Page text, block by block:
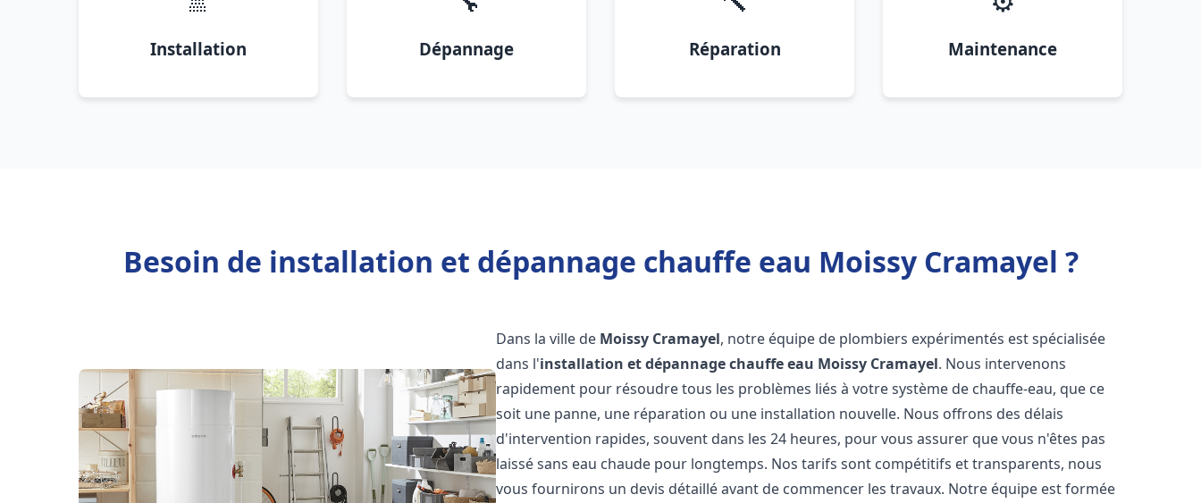
Installation Dépannage Réparation Maintenance
Besoin de installation et dépannage chauffe eau Moissy Cramayel ?
Dans la ville de Moissy Cramayel, notre équipe de plombiers expérimentés est spécialisée
dans l'installation et dépannage chauffe eau Moissy Cramayel. Nous intervenons
rapidement pour résoudre tous les problèmes liés à votre système de chauffe-eau, que ce
soit une panne, une réparation ou une installation nouvelle. Nous offrons des délais
d'intervention rapides, souvent dans les 24 heures, pour vous assurer que vous n'êtes pas
laissé sans eau chaude pour longtemps. Nos tarifs sont compétitifs et transparents, nous
vous fournirons un devis détaillé avant de commencer les travaux. Notre équipe est formée